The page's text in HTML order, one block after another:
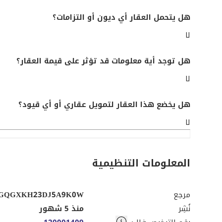
هل يتحمل العقار أي ديون أو التزامات؟
لا
هل توجد أية معلومات قد تؤثر على قيمة العقار؟
لا
هل يخضع هذا العقار لتمويل عقاري أو أي قيود؟
لا
المعلومات التنظيمية
مرجع
نُشِر
منذ 5 شهور